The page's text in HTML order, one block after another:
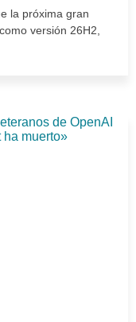
la próxima gran
versión 26H2,